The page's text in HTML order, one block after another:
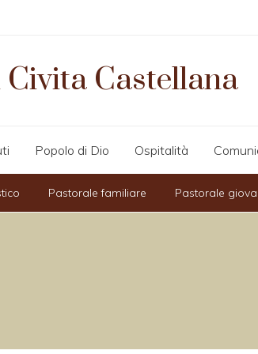
Castellana
Popolo di Dio Ospitalità
Pastorale familiare Pastorale